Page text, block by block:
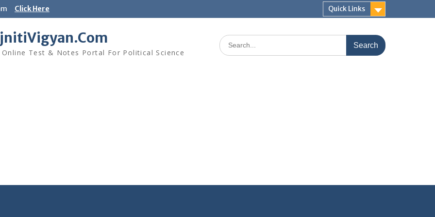
Click Here Quick Links
Online Test & Notes Portal For Political Science
Search
for: